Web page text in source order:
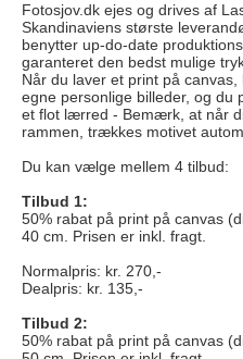
Fotosjov.dk ejes og drives af
Skandinaviens største
benytter up-do-date
garanteret den bedst mulige
Når du laver et print på
egne personlige billeder, og du
et flot lærred - Bemærk, at når
rammen, trækkes motivet
Du kan vælge mellem 4 tilbud:
Tilbud 1:
50% rabat på print på canvas
40 cm. Prisen er inkl. fragt.
Normalpris: kr. 270,-
Dealpris: kr. 135,-
Tilbud 2:
50% rabat på print på canvas